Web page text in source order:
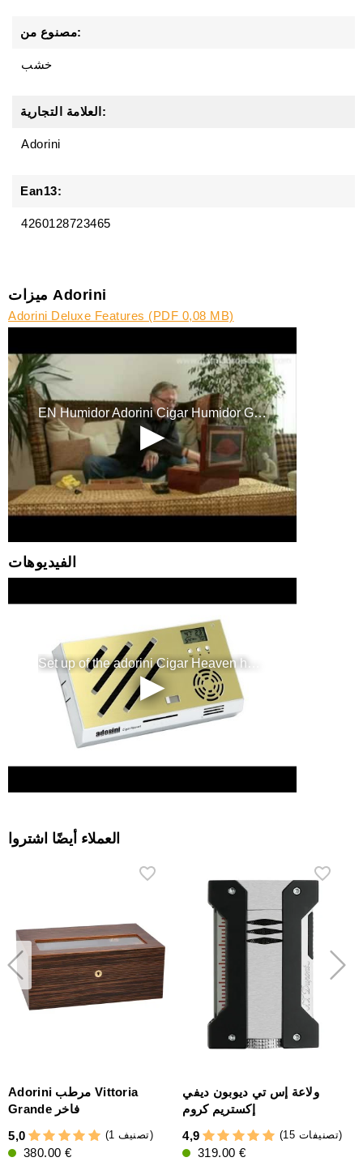
مصنوع من:
خشب
العلامة التجارية:
Adorini
Ean13:
4260128723465
ميزات Adorini
Adorini Deluxe Features (PDF 0,08 MB)
الفيديوهات
العملاء أيضًا اشتروا
Adorini مرطب Vittoria
Grande فاخر
5,0
(1 تصنيف)
380.00 €
ولاعة إس تي ديوبون ديفي
إكستريم كروم
4,9
(15 تصنيفات)
319.00 €